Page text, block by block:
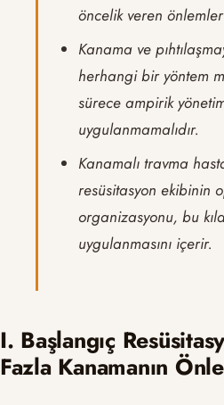
öncelik veren
Kanama ve
herhangi bir yöntem
sürece ampirik
uygulanmamalıdır.
Kanamalı travma
resüsitasyon ekibinin
organizasyonu, bu
uygulanmasını içerir.
I. Başlangıç
Fazla Kanamanın